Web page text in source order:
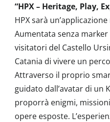
“HPX – Heritage, Play,
HPX sarà
Aumentata senza
visitatori del Castello
Catania di vivere un
Attraverso il proprio
guidato dall’avatar di un
proporrà enigmi,
opere esposte.